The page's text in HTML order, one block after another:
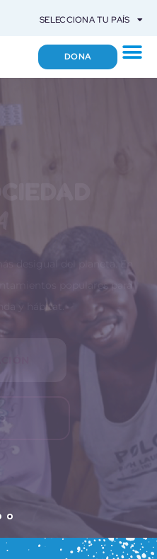
SELECCIONA TU PAÍS
DONA
contamos con
las condiciones de
asentamientos populares,
de recreación.